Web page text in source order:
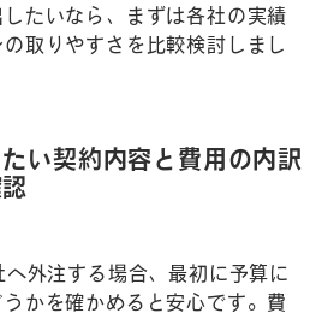
たいなら、まずは各社の実績
取りやすさを比較検討しまし
い契約内容と費用の内訳
外注する場合、最初に予算に
かを確かめると安心です。費